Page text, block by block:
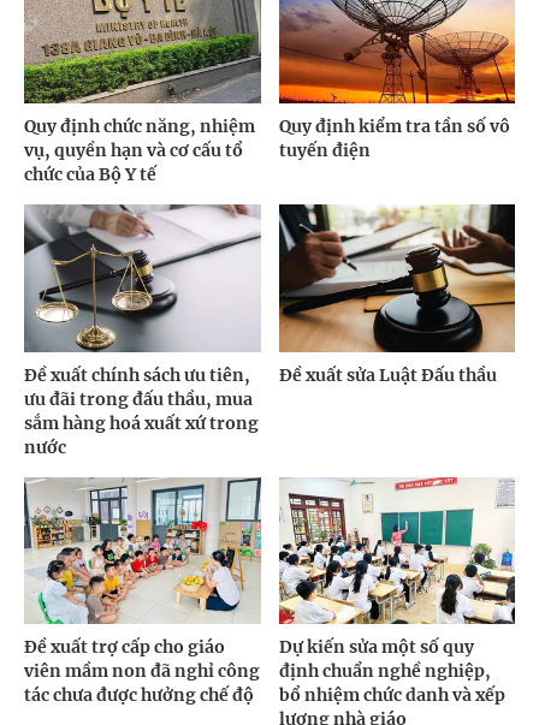
Quy định chức năng, nhiệm
vụ, quyền hạn và cơ cấu tổ
chức của Bộ Y tế
Quy định kiểm tra tần số vô
tuyến điện
Đề xuất chính sách ưu tiên,
ưu đãi trong đấu thầu, mua
sắm hàng hoá xuất xứ trong
nước
Đề xuất sửa Luật Đấu thầu
Đề xuất trợ cấp cho giáo
viên mầm non đã nghỉ công
tác chưa được hưởng chế độ
Dự kiến sửa một số quy
định chuẩn nghề nghiệp,
bổ nhiệm chức danh và xếp
lương nhà giáo